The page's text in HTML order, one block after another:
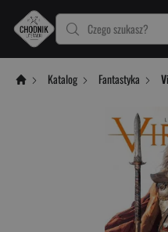
Czego szukasz?
Katalog Fantastyka